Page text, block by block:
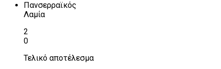
Πανσερραϊκός
Λαμία
2
0
Τελικό αποτέλεσμα